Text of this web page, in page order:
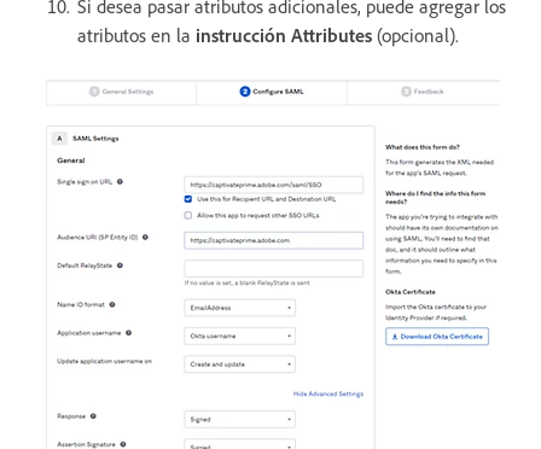
Si desea pasar atributos adicionales, puede agregar los
atributos en la instrucción Attributes (opcional).